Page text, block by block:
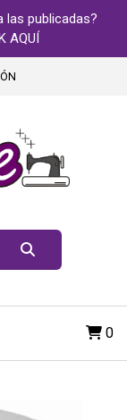
las publicadas?
AQUÍ
0